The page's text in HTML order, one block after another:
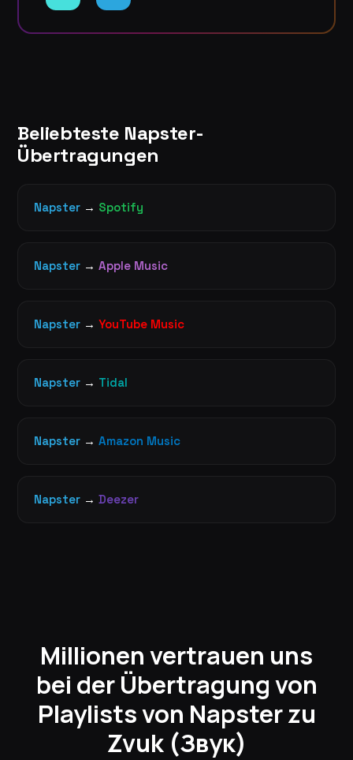
Beliebteste Napster-
Übertragungen
Napster → Spotify
Napster → Apple Music
Napster → YouTube Music
Napster → Tidal
Napster → Amazon Music
Napster → Deezer
Millionen vertrauen uns
bei der Übertragung von
Playlists von Napster zu
Zvuk (Звук)